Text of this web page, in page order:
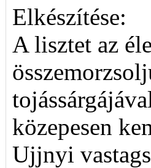
Elkészítése:
A lisztet az
közepesen
Ujjnyi